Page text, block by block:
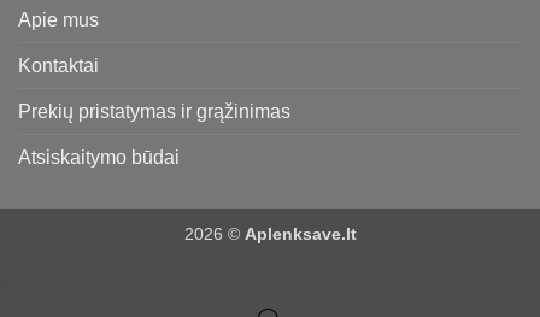
Apie mus
Kontaktai
Prekių pristatymas ir grąžinimas
Atsiskaitymo būdai
2026 © Aplenksave.lt